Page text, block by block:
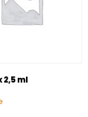
2,5 ml